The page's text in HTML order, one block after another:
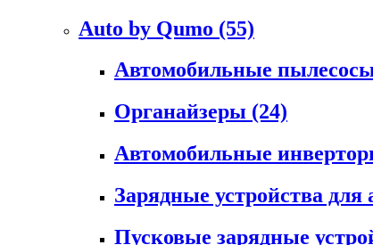
Auto by Qumo (55)
Автомобильные
Органайзеры (24)
Автомобильные
Зарядные устройства
Пусковые зарядные